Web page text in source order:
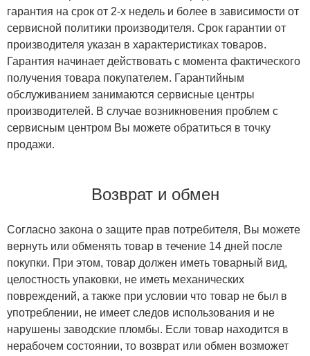
гарантия на срок от 2-х недель и более в зависимости от
сервисной политики производителя. Срок гарантии от
производителя указан в характеристиках товаров.
Гарантия начинает действовать с момента фактического
получения товара покупателем. Гарантийным
обслуживанием занимаются сервисные центры
производителей. В случае возникновения проблем с
сервисным центром Вы можете обратиться в точку
продажи.
Возврат и обмен
Согласно закона о защите прав потребителя, Вы можете
вернуть или обменять товар в течение 14 дней после
покупки. При этом, товар должен иметь товарный вид,
целостность упаковки, не иметь механических
повреждений, а также при условии что товар не был в
употреблении, не имеет следов использования и не
нарушены заводские пломбы. Если товар находится в
нерабочем состоянии, то возврат или обмен возможет